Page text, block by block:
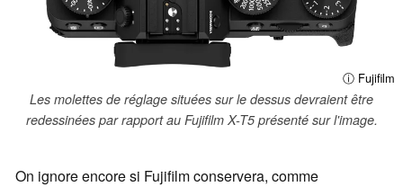
ⓘ Fujifilm
Les molettes de réglage situées sur le dessus devraient être
redessinées par rapport au Fujifilm X-T5 présenté sur l'image.
On ignore encore si Fujifilm conservera, comme